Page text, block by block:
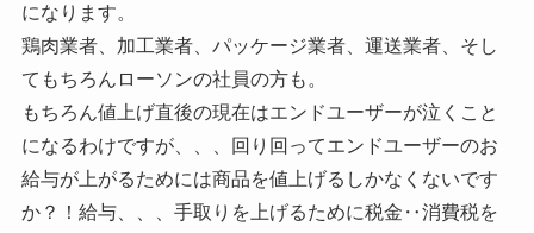
になります。
鶏肉業者、加工業者、パッケージ業者、運送業者、そし
てもちろんローソンの社員の方も。
もちろん値上げ直後の現在はエンドユーザーが泣くこと
になるわけですが、、、回り回ってエンドユーザーのお
給与が上がるためには商品を値上げるしかなくないです
か？！給与、、、手取りを上げるために税金‥消費税を